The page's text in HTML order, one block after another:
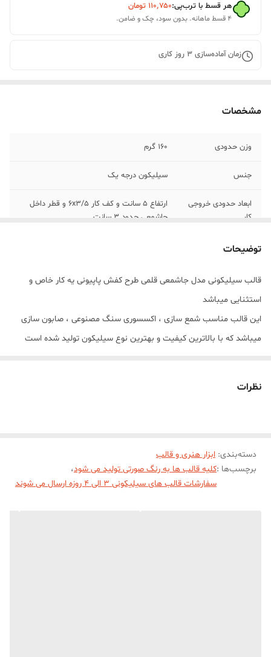
هر قسط با ترب‌پی:۱۱۰٬۷۵۰ تومان
۴ قسط ماهانه. بدون سود، چک و ضامن.
زمان آماده‌سازی 3 روز کاری
مشخصات
وزن حدودی 160 گرم
جنس سیلیکون درجه یک
ابعاد حدودی خروجی
کار
ارتفاع 5 سانت و کف کار 6x3/5 و قطر داخل
جاشمعی حدود 3 سانت
توضیحات
قالب سیلیکونی مدل جاشمعی قلمی طرح کفش پاپیونی یه کار خاص و
استثنایی میباشد
این قالب مناسب شمع سازی ، اکسسوری سنگ مصنوعی ، صابون سازی
میباشد که با بالاترین کیفیت و بهترین نوع سیلیکون تولید شده است
نظرات
دسته‌بندی: ابزار هنری و قالب
برچسب‌ها :کلیه قالب ها به رنگ صورتی تولید می شود،
سفارشات قالب های سیلیکونی 3 الی 4 روزه ارسال می شوند